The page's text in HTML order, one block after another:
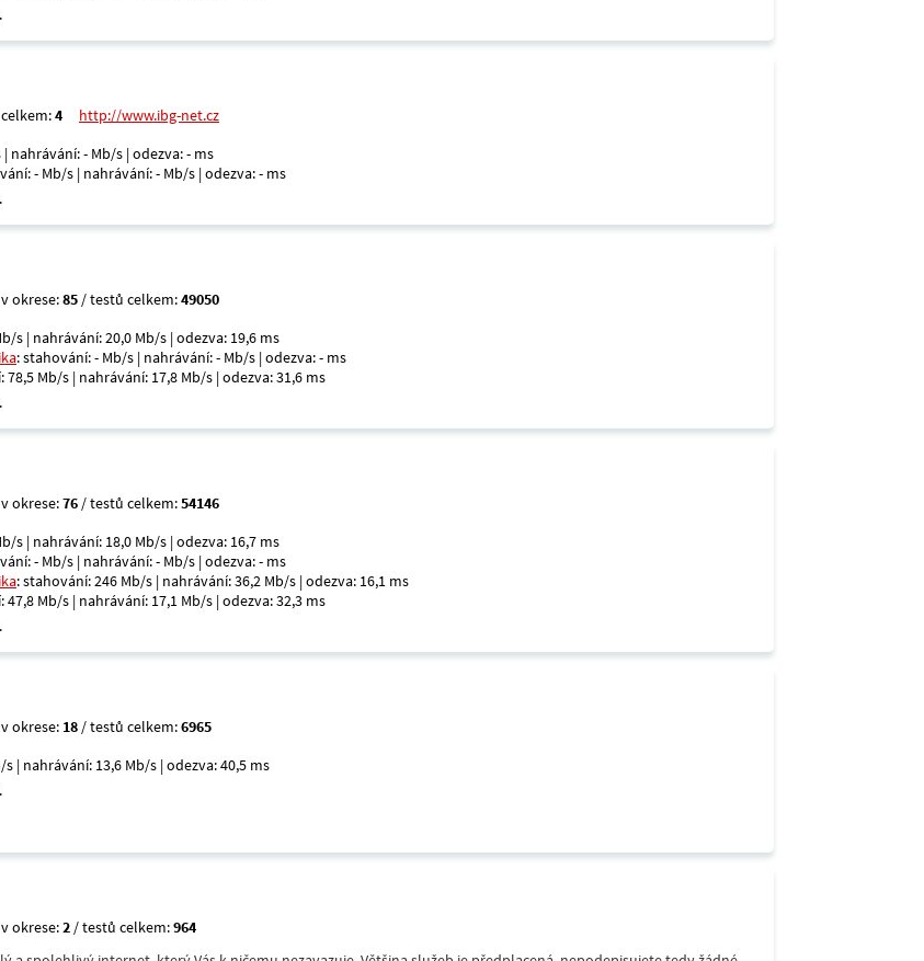
4
http://www.ibg-net.cz
nahrávání: - Mb/s | odezva: - ms
- Mb/s | nahrávání: - Mb/s | odezva: - ms
okrese:85 / testů celkem:49050
s | nahrávání: 20,0 Mb/s | odezva: 19,6 ms
: stahování: - Mb/s | nahrávání: - Mb/s | odezva: - ms
78,5 Mb/s | nahrávání: 17,8 Mb/s | odezva: 31,6 ms
okrese:76 / testů celkem:54146
s | nahrávání: 18,0 Mb/s | odezva: 16,7 ms
- Mb/s | nahrávání: - Mb/s | odezva: - ms
: stahování: 246 Mb/s | nahrávání: 36,2 Mb/s | odezva: 16,1 ms
47,8 Mb/s | nahrávání: 17,1 Mb/s | odezva: 32,3 ms
okrese: 18 / testů celkem:6965
| nahrávání: 13,6 Mb/s | odezva: 40,5 ms
okrese:2 / testů celkem:964